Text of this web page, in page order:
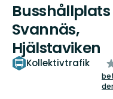
Busshållplats
Svannäs,
Hjälstaviken
Kollektivtrafik
5